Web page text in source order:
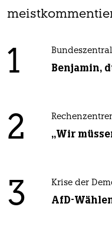
1 Benjamin,
2 „Wir
3 Krise der
AfD-